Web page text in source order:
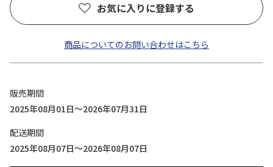
お気に入りに登録する
商品についてのお問い合わせはこちら
販売期間
2025年08月01日～2026年07月31日
配送期間
2025年08月07日～2026年08月07日